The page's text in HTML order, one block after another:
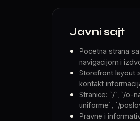
Javni sajt
Pocetna strana
navigacijom i
Storefront layout
kontakt
Stranice: `/`, `/o-
uniforme`, `/
Pravne i